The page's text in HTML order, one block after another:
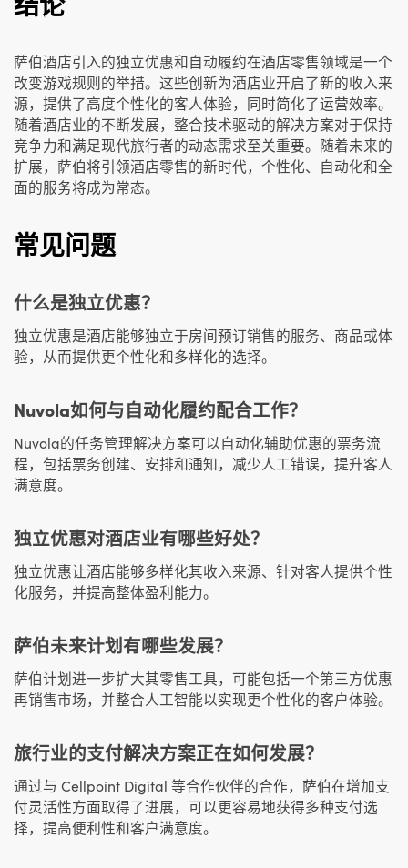
萨伯酒店引入的独立优惠和自动履约在酒店零售领域是一个
改变游戏规则的举措。这些创新为酒店业开启了新的收入来
源，提供了高度个性化的客人体验，同时简化了运营效率。
随着酒店业的不断发展，整合技术驱动的解决方案对于保持
竞争力和满足现代旅行者的动态需求至关重要。随着未来的
扩展，萨伯将引领酒店零售的新时代，个性化、自动化和全
面的服务将成为常态。
常见问题
什么是独立优惠？
独立优惠是酒店能够独立于房间预订销售的服务、商品或体
验，从而提供更个性化和多样化的选择。
Nuvola如何与自动化履约配合工作？
Nuvola的任务管理解决方案可以自动化辅助优惠的票务流
程，包括票务创建、安排和通知，减少人工错误，提升客人
满意度。
独立优惠对酒店业有哪些好处？
独立优惠让酒店能够多样化其收入来源、针对客人提供个性
化服务，并提高整体盈利能力。
萨伯未来计划有哪些发展？
萨伯计划进一步扩大其零售工具，可能包括一个第三方优惠
再销售市场，并整合人工智能以实现更个性化的客户体验。
旅行业的支付解决方案正在如何发展？
通过与 Cellpoint Digital 等合作伙伴的合作，萨伯在增加支
付灵活性方面取得了进展，可以更容易地获得多种支付选
择，提高便利性和客户满意度。